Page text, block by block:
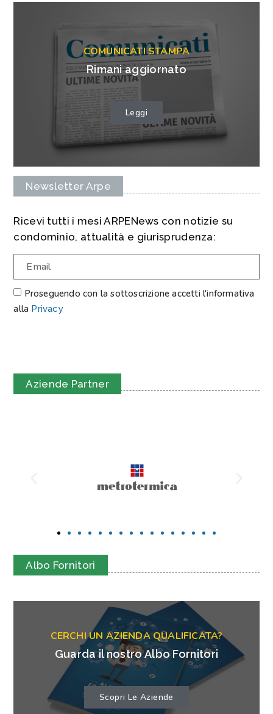
COMUNICATI STAMPA
Rimani aggiornato
Leggi
Newsletter Arpe
Ricevi tutti i mesi ARPENews con notizie su
condominio, attualità e giurisprudenza:
Proseguendo con la sottoscrizione accetti l'informativa
alla Privacy
Aziende Partner
Albo Fornitori
CERCHI UN AZIENDA QUALIFICATA?
Guarda il nostro Albo Fornitori
Scopri Le Aziende